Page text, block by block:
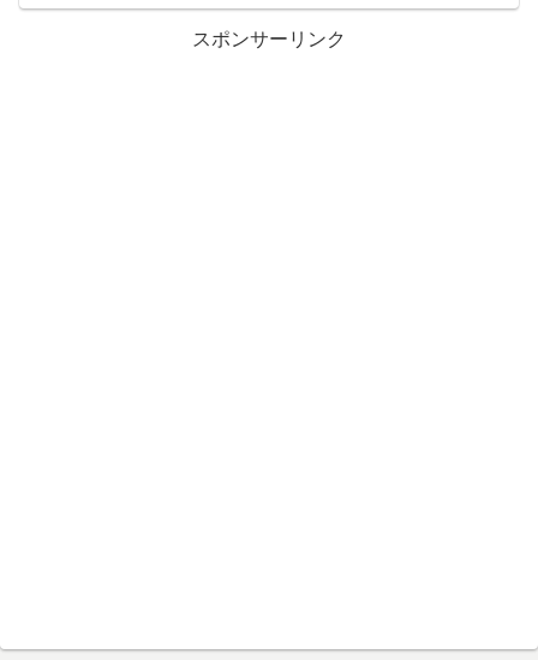
スポンサーリンク